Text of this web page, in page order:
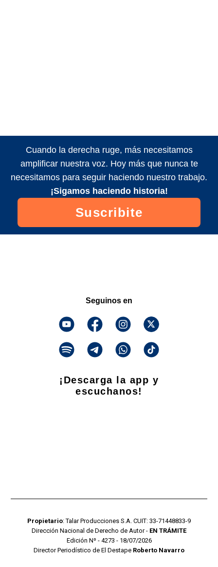
Cuando la derecha ruge, más necesitamos
amplificar nuestra voz. Hoy más que nunca te
necesitamos para seguir haciendo nuestro trabajo.
¡Sigamos haciendo historia!
Suscribite
Seguinos en
¡Descarga la app y
escuchanos!
Propietario: Talar Producciones S.A. CUIT: 33-71448833-9
Dirección Nacional de Derecho de Autor - EN TRÁMITE
Edición Nº - 4273 - 18/07/2026
Director Periodístico de El Destape Roberto Navarro